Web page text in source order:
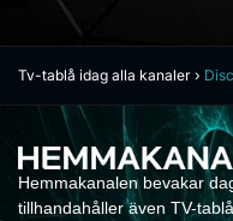
Tv-tablå idag alla kanaler ›
Hemmakanalen bevakar
tillhandahåller även TV-